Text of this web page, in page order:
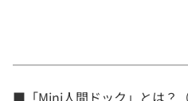
■「Mini人間ドック」とは？（